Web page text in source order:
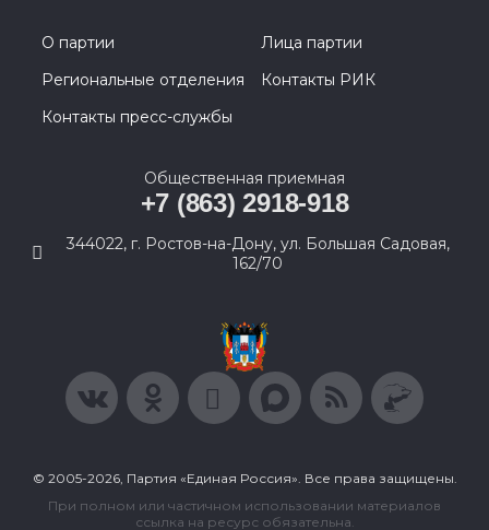
О партии
Лица партии
Региональные отделения
Контакты РИК
Контакты пресс-службы
Общественная приемная
+7 (863) 2918-918
344022, г. Ростов-на-Дону, ул. Большая Садовая,
162/70
© 2005-2026, Партия «Единая Россия». Все права защищены.
При полном или частичном использовании материалов
ссылка на ресурс обязательна.